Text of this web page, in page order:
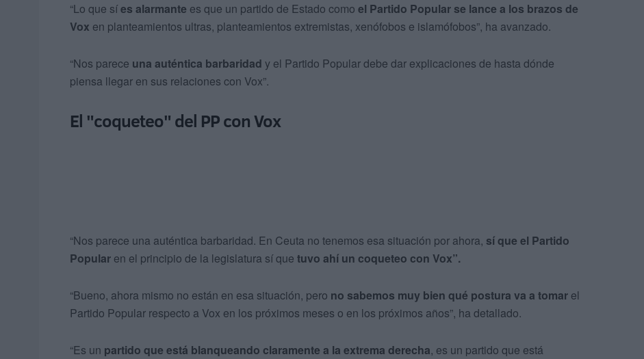
“Lo que síes alarmante es que un partido de Estado como el Partido Popular se lance a los brazos de
Vox en planteamientos ultras, planteamientos extremistas, xenófobos e islamófobos”, ha avanzado.
“Nos parece una auténtica barbaridad y el Partido Popular debe dar explicaciones de hasta dónde
piensa llegar en sus relaciones con Vox”.
El "coqueteo" del PP con Vox
“Nos parece una auténtica barbaridad. En Ceuta no tenemos esa situación por ahora, sí que el Partido
Popular en el principio de la legislatura sí que tuvo ahí un coqueteo con Vox”.
“Bueno, ahora mismo no están en esa situación, pero no sabemos muy bien qué postura va a tomar el
Partido Popular respecto a Vox en los próximos meses o en los próximos años”, ha detallado.
“Es un partido que está blanqueando claramente a la extrema derecha, es un partido que está